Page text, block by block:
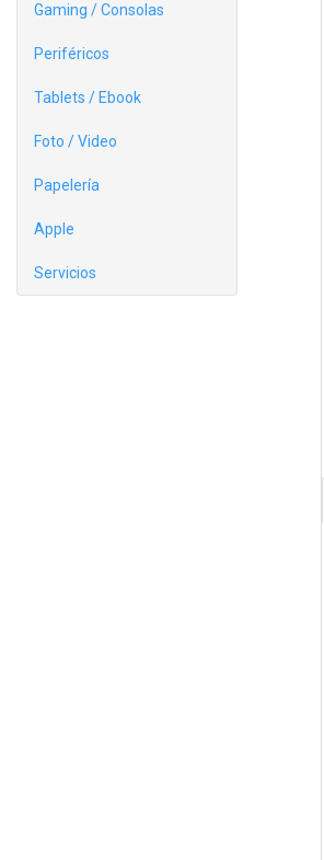
Gaming / Consolas
Periféricos
Tablets / Ebook
Foto / Video
Papelería
Apple
Servicios